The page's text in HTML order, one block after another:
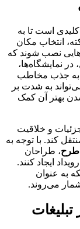
کلیدی است تا به
انتخاب مکان
نصب شوند که
در نمایشگاه‌ها،
به جذب مخاطب
به شدت بر
بهتر آن کمک
و خلاقیت
کند. با توجه به
، طراحان
ایجاد کنند.
به عنوان
شمار می‌روند.